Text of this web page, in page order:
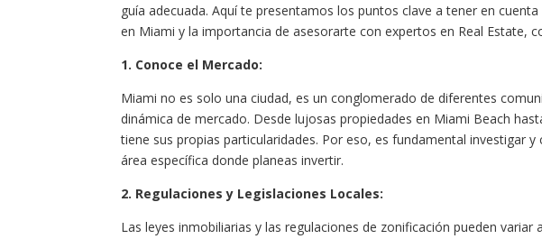
guía adecuada. Aquí te presentamos los puntos clave a tener en
en Miami y la importancia de asesorarte con expertos en Real Estate,
1. Conoce el Mercado:
Miami no es solo una ciudad, es un conglomerado de diferentes
dinámica de mercado. Desde lujosas propiedades en Miami Beach
tiene sus propias particularidades. Por eso, es fundamental investigar
área específica donde planeas invertir.
2. Regulaciones y Legislaciones Locales:
Las leyes inmobiliarias y las regulaciones de zonificación pueden